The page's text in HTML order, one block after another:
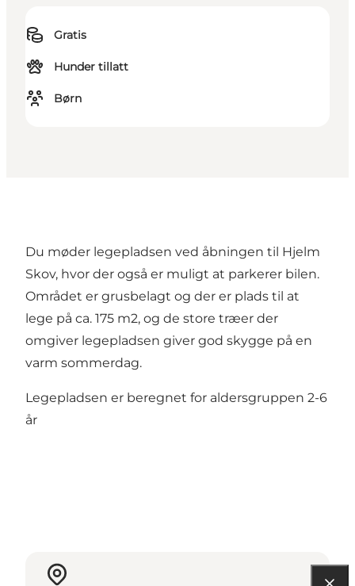
Gratis
Hunder tillatt
Børn
Du møder legepladsen ved åbningen til Hjelm
Skov, hvor der også er muligt at parkerer bilen.
Området er grusbelagt og der er plads til at
lege på ca. 175 m2, og de store træer der
omgiver legepladsen giver god skygge på en
varm sommerdag.
Legepladsen er beregnet for aldersgruppen 2-6
år